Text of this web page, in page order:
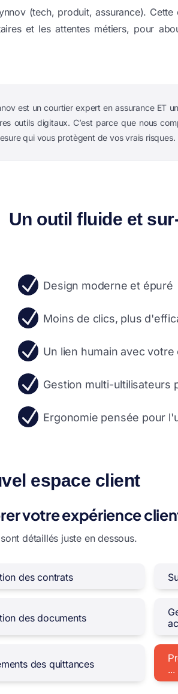
(tech, produit, assurance).
et les attentes métiers, pour
est un courtier expert en assurance ET
outils digitaux. C’est parce que nous
qui vous protègent de vos vrais risques.
Un outil fluide et
N Design moderne et épuré
N Moins de clics, plus
N Un lien humain avec
N Gestion multi-ultilisateurs
N Ergonomie pensée pour
espace client
votre expérience
détaillés juste en dessous.
des contrats
des documents
des quittances
...